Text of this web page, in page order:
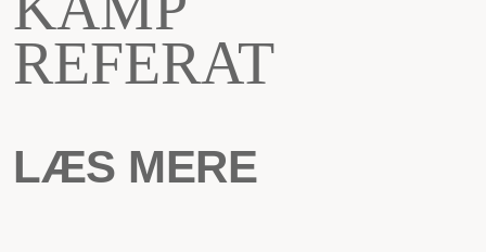
REFERAT
LÆS MERE